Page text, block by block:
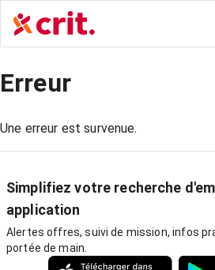
Erreur
Une erreur est survenue.
Simplifiez votre recherche
application
Alertes offres, suivi de mission, infos
portée de main.